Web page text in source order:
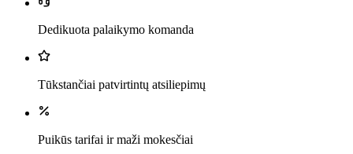
Dedikuota palaikymo komanda
Tūkstančiai patvirtintų atsiliepimų
Puikūs tarifai ir maži mokesčiai